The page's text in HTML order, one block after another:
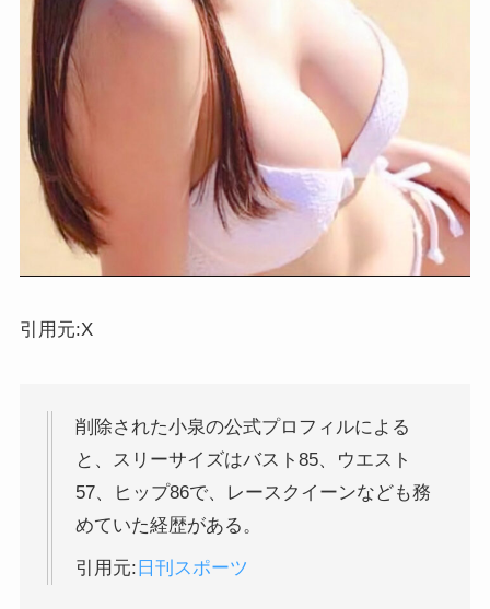
引用元:X
削除された小泉の公式プロフィルによる
と、スリーサイズはバスト85、ウエスト
57、ヒップ86で、レースクイーンなども務
めていた経歴がある。
引用元: 日刊スポーツ